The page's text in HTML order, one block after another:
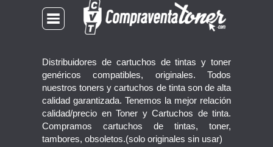
Distribuidores de cartuchos de tintas y toner
genéricos compatibles, originales. Todos
nuestros toners y cartuchos de tinta son de alta
calidad garantizada. Tenemos la mejor relación
calidad/precio en Toner y Cartuchos de tinta.
Compramos cartuchos de tintas, toner,
tambores, obsoletos.(solo originales sin usar)